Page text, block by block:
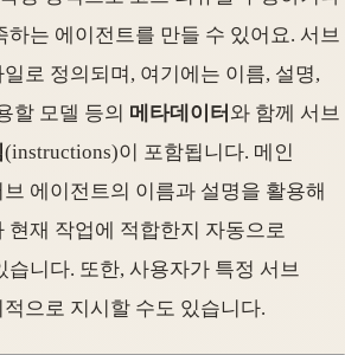
하는 에이전트를 만들 수 있어요. 서브
로 정의되며, 여기에는 이름, 설명,
할 모델 등의 메타데이터 와 함께 서브
(instructions)이 포함됩니다. 메인
에이전트의 이름과 설명을 활용해
현재 작업에 적합한지 자동으로
습니다. 또한, 사용자가 특정 서브
으로 지시할 수도 있습니다.